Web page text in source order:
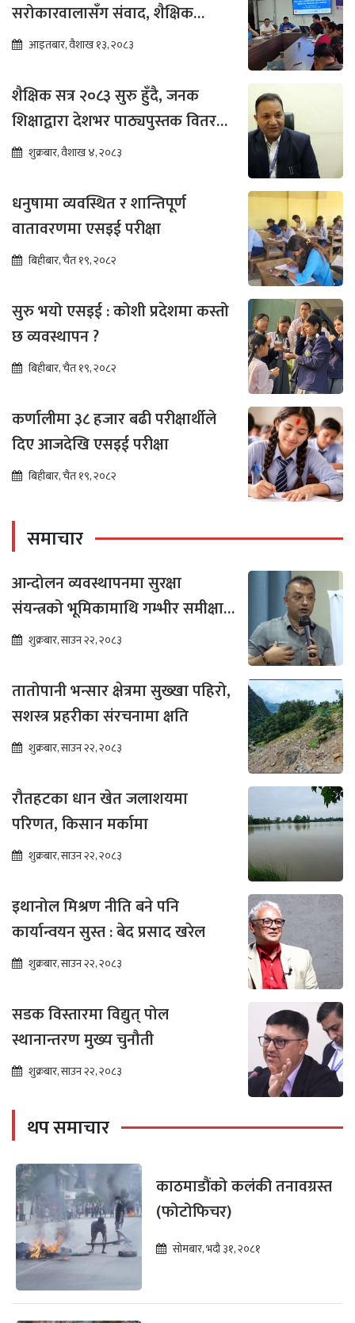
सरोकारवालासँग संवाद, शैक्षिक
सुधारमा जोड
आइतबार, वैशाख १३, २०८३
शैक्षिक सत्र २०८३ सुरु हुँदै, जनक
शिक्षाद्वारा देशभर पाठ्यपुस्तक वितरण
तीव्रशुक्रबार, वैशाख ४, २०८३
धनुषामा व्यवस्थित र शान्तिपूर्ण
वातावरणमा एसइई परीक्षा
बिहीबार, चैत १९, २०८२
सुरु भयो एसइई : कोशी प्रदेशमा कस्तो
छ व्यवस्थापन ?
बिहीबार, चैत १९, २०८२
कर्णालीमा ३८ हजार बढी परीक्षार्थीले
दिए आजदेखि एसइई परीक्षा
बिहीबार, चैत १९, २०८२
समाचार
आन्दोलन व्यवस्थापनमा सुरक्षा
संयन्त्रको भूमिकामाथि गम्भीर समीक्षा
आवश्यक : गगन थापा
शुक्रबार, साउन २२, २०८३
तातोपानी भन्सार क्षेत्रमा सुख्खा पहिरो,
सशस्त्र प्रहरीका संरचनामा क्षति
शुक्रबार, साउन २२, २०८३
रौतहटका धान खेत जलाशयमा
परिणत, किसान मर्कामा
शुक्रबार, साउन २२, २०८३
इथानोल मिश्रण नीति बने पनि
कार्यान्वयन सुस्त : बेद प्रसाद खरेल
शुक्रबार, साउन २२, २०८३
सडक विस्तारमा विद्युत् पोल
स्थानान्तरण मुख्य चुनौती
शुक्रबार, साउन २२, २०८३
थप समाचार
काठमाडौंको कलंकी तनावग्रस्त
(फोटोफिचर)
सोमबार, भदौ ३१, २०८१